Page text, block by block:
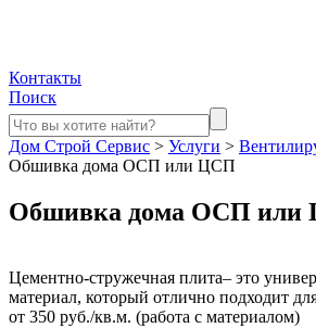
Контакты
Поиск
Дом Строй Сервис > Услуги >
Обшивка дома ОСП или ЦСП
Обшивка дома ОСП
Цементно-стружечная плита– это
материал, который отлично подходит
от 350 руб./кв.м. (работа с материалом)